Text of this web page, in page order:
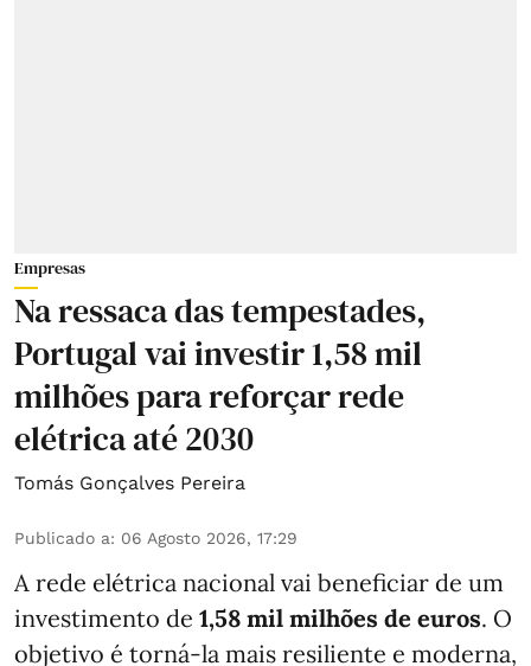
Empresas
Na ressaca das tempestades,
Portugal vai investir 1,58 mil
milhões para reforçar rede
elétrica até 2030
Tomás Gonçalves Pereira
Publicado a: 06 Agosto 2026, 17:29
A rede elétrica nacional vai beneficiar de um
investimento de 1,58 mil milhões de euros. O
objetivo é torná-la mais resiliente e moderna,